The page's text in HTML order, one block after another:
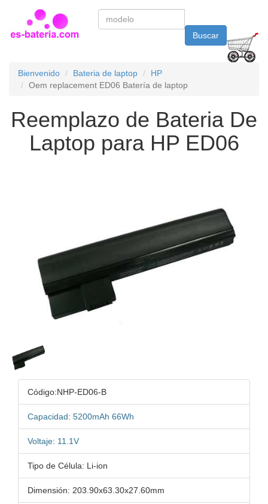
Buscar
Bienvenido Bateria de laptop
HP
Oem replacement ED06 Batería de laptop
Reemplazo de Bateria De
Laptop para HP ED06
Código:NHP-ED06-B
Capacidad: 5200mAh 66Wh
Voltaje: 11.1V
Tipo de Célula: Li-ion
Dimensión: 203.90x63.30x27.60mm